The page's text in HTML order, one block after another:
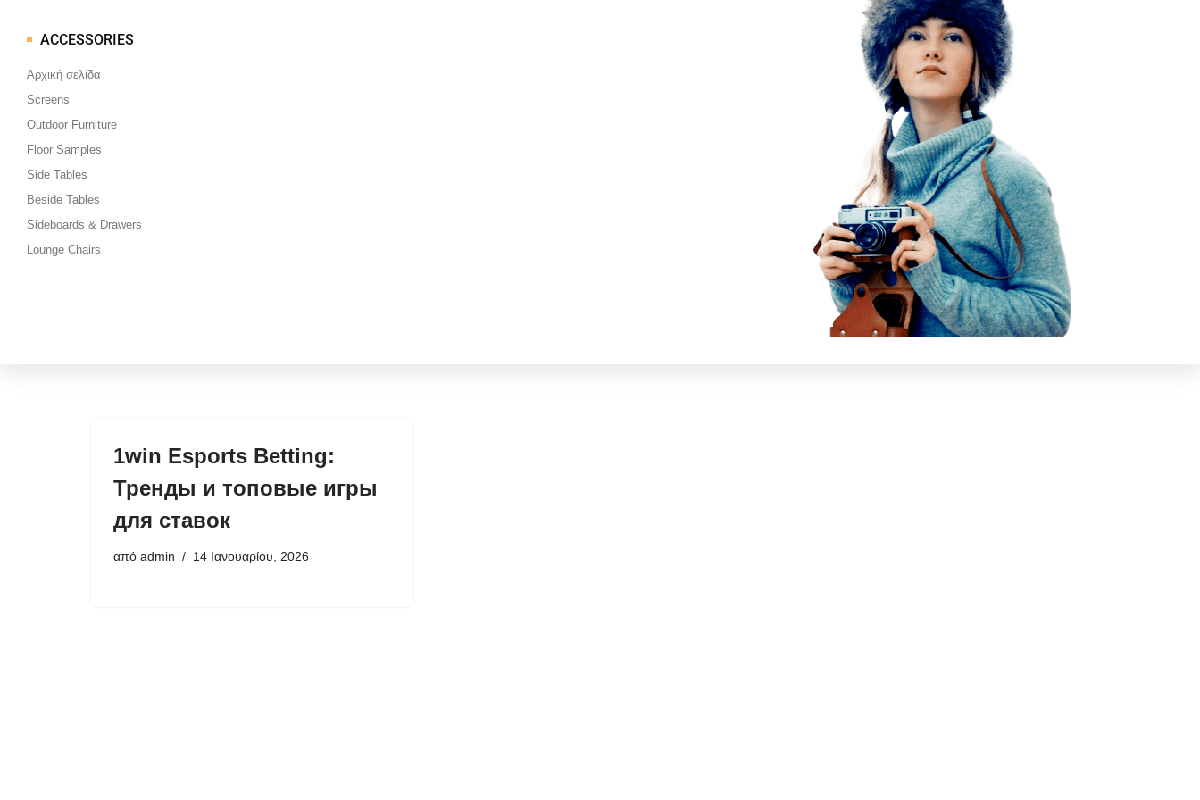
Μεταπηδήστε
στο
περιεχόμενο
ACCESSORIES
Αρχική σελίδα
Screens
Outdoor Furniture
Floor Samples
Side Tables
Beside Tables
Sideboards & Drawers
Lounge Chairs
1win Esports Betting:
Тренды и топовые игры
для ставок
από admin 14 Ιανουαρίου, 2026